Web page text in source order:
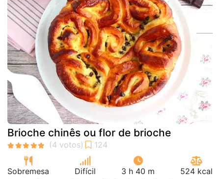
Brioche chinês ou flor de brioche
Sobremesa Difícil 3 h 40 m 524 kcal